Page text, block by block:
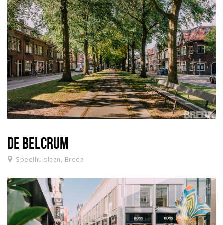
DE BELCRUM
Speelhuislaan, Breda